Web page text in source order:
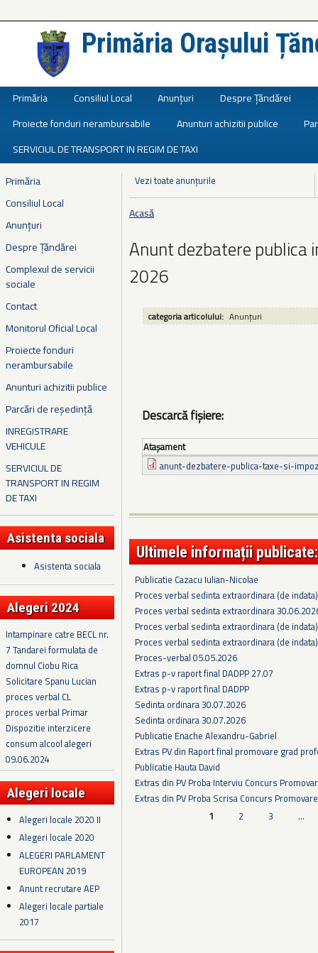
Primăria Orașului
Primăria Consiliul Local Anunțuri Despre Țăndărei
Proiecte fonduri nerambursabile
Anunturi achizitii publice
SERVICIUL DE TRANSPORT IN REGIM DE TAXI
Primăria
Consiliul Local
Anunțuri
Despre Țăndărei
Complexul de servicii
sociale
Contact
Monitorul Oficial Local
Proiecte fonduri
nerambursabile
Anunturi achizitii publice
Parcări de reședință
INREGISTRARE
VEHICULE
SERVICIUL DE
TRANSPORT IN REGIM
DE TAXI
Asistenta sociala
Asistenta sociala
Alegeri 2024
Intampinare catre BECL nr.
7 Tandarei formulata de
domnul Ciobu Rica
Solicitare Spanu Lucian
proces verbal CL
proces verbal Primar
Dispozitie interzicere
consum alcool alegeri
09.06.2024
Alegeri locale
Alegeri locale 2020 II
Alegeri locale 2020
ALEGERI PARLAMENT
EUROPEAN 2019
Anunt recrutare AEP
Alegeri locale partiale
2017
Vezi toate anunțurile
Eşti aici
Acasă
Anunt dezbatere publica
2026
categoria articolului: Anunțuri
Descarcă fișiere:
Ataşament
anunt-dezbatere-publica-taxe-si-
Ultimele informații publicate:
Publicatie Cazacu Iulian-Nicolae
Proces verbal sedinta extraordinara (de
Proces verbal sedinta extraordinara
Proces verbal sedinta extraordinara (de
Proces verbal sedinta extraordinara (de
Proces-verbal 05.05.2026
Extras p-v raport final DADPP 27.07
Extras p-v raport final DADPP
Sedinta ordinara 30.07.2026
Sedinta ordinara 30.07.2026
Publicatie Enache Alexandru-Gabriel
Extras PV din Raport final promovare grad
Publicatie Hauta David
Extras din PV Proba Interviu Concurs
Extras din PV Proba Scrisa Concurs
1 2 3 …